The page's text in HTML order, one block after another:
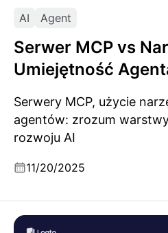
AI Agent
Serwer MCP vs
Umiejętność
Serwery MCP, użycie
agentów: zrozum
rozwoju AI
11/20/2025
Jak zbudować